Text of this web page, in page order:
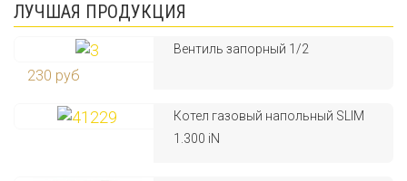
ЛУЧШАЯ ПРОДУКЦИЯ
Вентиль запорный 1/2
230 руб
Котел газовый напольный SLIM
1.300 iN